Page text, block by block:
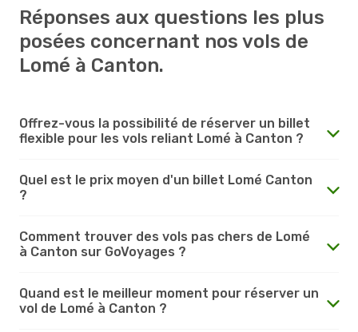
Réponses aux questions les plus
posées concernant nos vols de
Lomé à Canton.
Offrez-vous la possibilité de réserver un billet
flexible pour les vols reliant Lomé à Canton ?
Quel est le prix moyen d'un billet Lomé Canton
?
Comment trouver des vols pas chers de Lomé
à Canton sur GoVoyages ?
Quand est le meilleur moment pour réserver un
vol de Lomé à Canton ?